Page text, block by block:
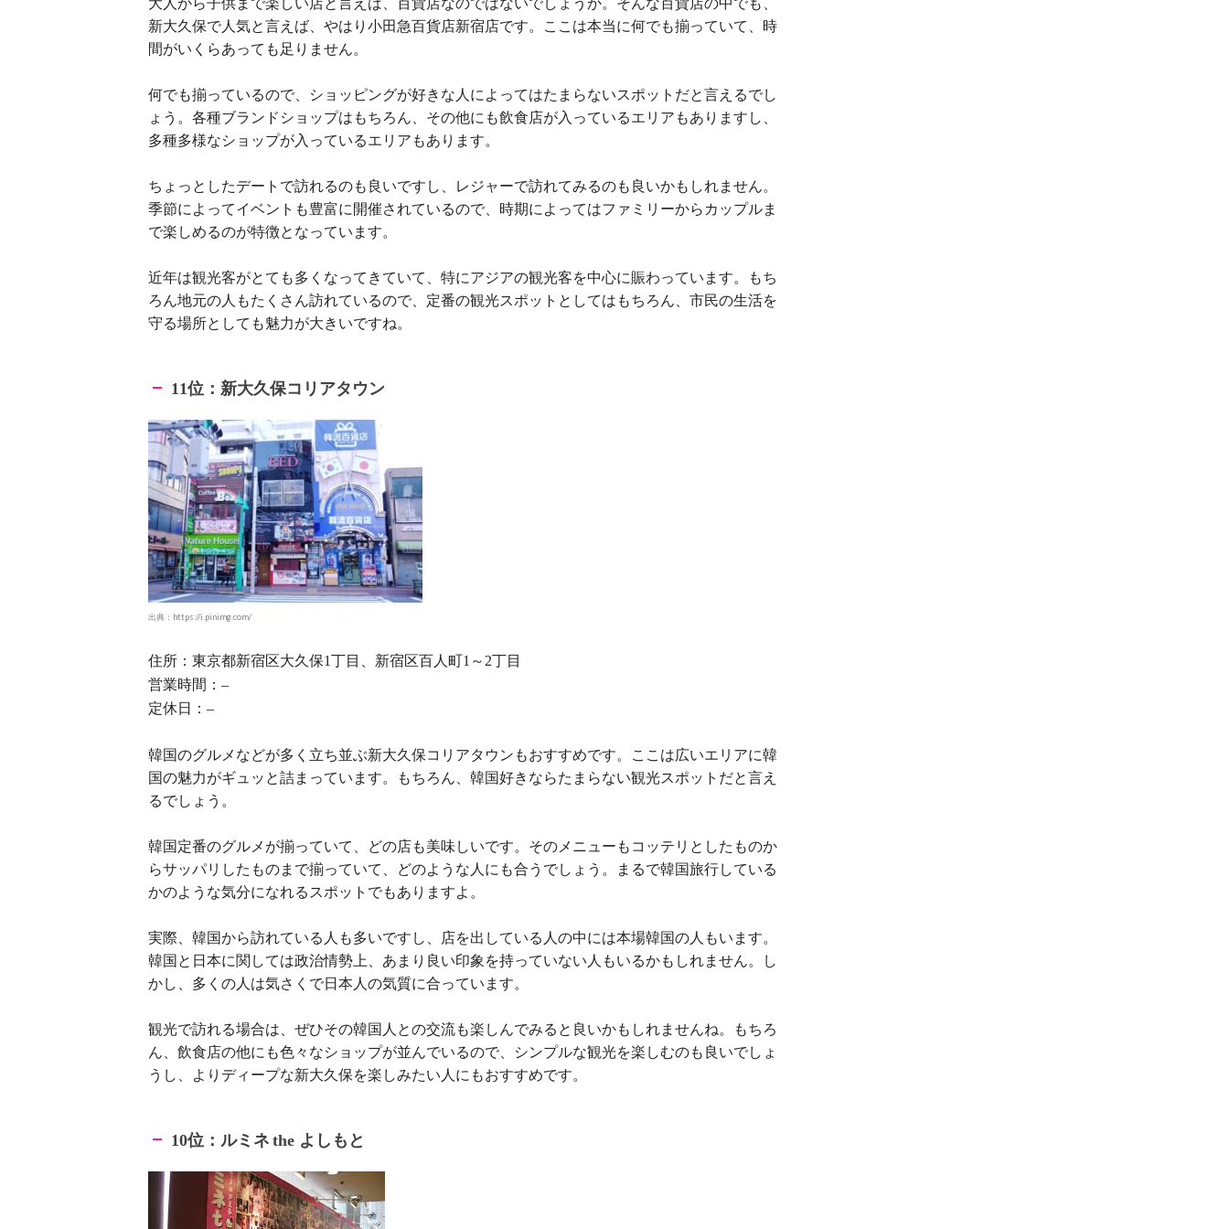
新大久保で人気と言えば、やはり小田急百貨店新宿店です。ここは本当に何でも揃っていて、時
間がいくらあっても足りません。
何でも揃っているので、ショッピングが好きな人によってはたまらないスポットだと言えるでし
ょう。各種ブランドショップはもちろん、その他にも飲食店が入っているエリアもありますし、
多種多様なショップが入っているエリアもあります。
ちょっとしたデートで訪れるのも良いですし、レジャーで訪れてみるのも良いかもしれません。
季節によってイベントも豊富に開催されているので、時期によってはファミリーからカップルま
で楽しめるのが特徴となっています。
近年は観光客がとても多くなってきていて、特にアジアの観光客を中心に賑わっています。もち
ろん地元の人もたくさん訪れているので、定番の観光スポットとしてはもちろん、市民の生活を
守る場所としても魅力が大きいですね。
11位：新大久保コリアタウン
出典：https://i.pinimg.com/
住所：東京都新宿区大久保1丁目、新宿区百人町1 ～ 2丁目
営業時間： –
定休日： –
韓国のグルメなどが多く立ち並ぶ新大久保コリアタウンもおすすめです。ここは広いエリアに韓
国の魅力がギュッと詰まっています。もちろん、韓国好きならたまらない観光スポットだと言え
るでしょう。
韓国定番のグルメが揃っていて、どの店も美味しいです。そのメニューもコッテリとしたものか
らサッパリしたものまで揃っていて、どのような人にも合うでしょう。まるで韓国旅行している
かのような気分になれるスポットでもありますよ。
実際、韓国から訪れている人も多いですし、店を出している人の中には本場韓国の人もいます。
韓国と日本に関しては政治情勢上、あまり良い印象を持っていない人もいるかもしれません。し
かし、多くの人は気さくで日本人の気質に合っています。
観光で訪れる場合は、ぜひその韓国人との交流も楽しんでみると良いかもしれませんね。もちろ
ん、飲食店の他にも色々なショップが並んでいるので、シンプルな観光を楽しむのも良いでしょ
うし、よりディープな新大久保を楽しみたい人にもおすすめです。
10位：ルミネ the よしもと